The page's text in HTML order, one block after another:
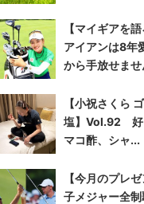
【マイギアを
アイアンは8年
から手放せませ
【小祝さくら
塩】Vol.92 好
マコ酢、シャ...
【今月のプレ
子メジャー全